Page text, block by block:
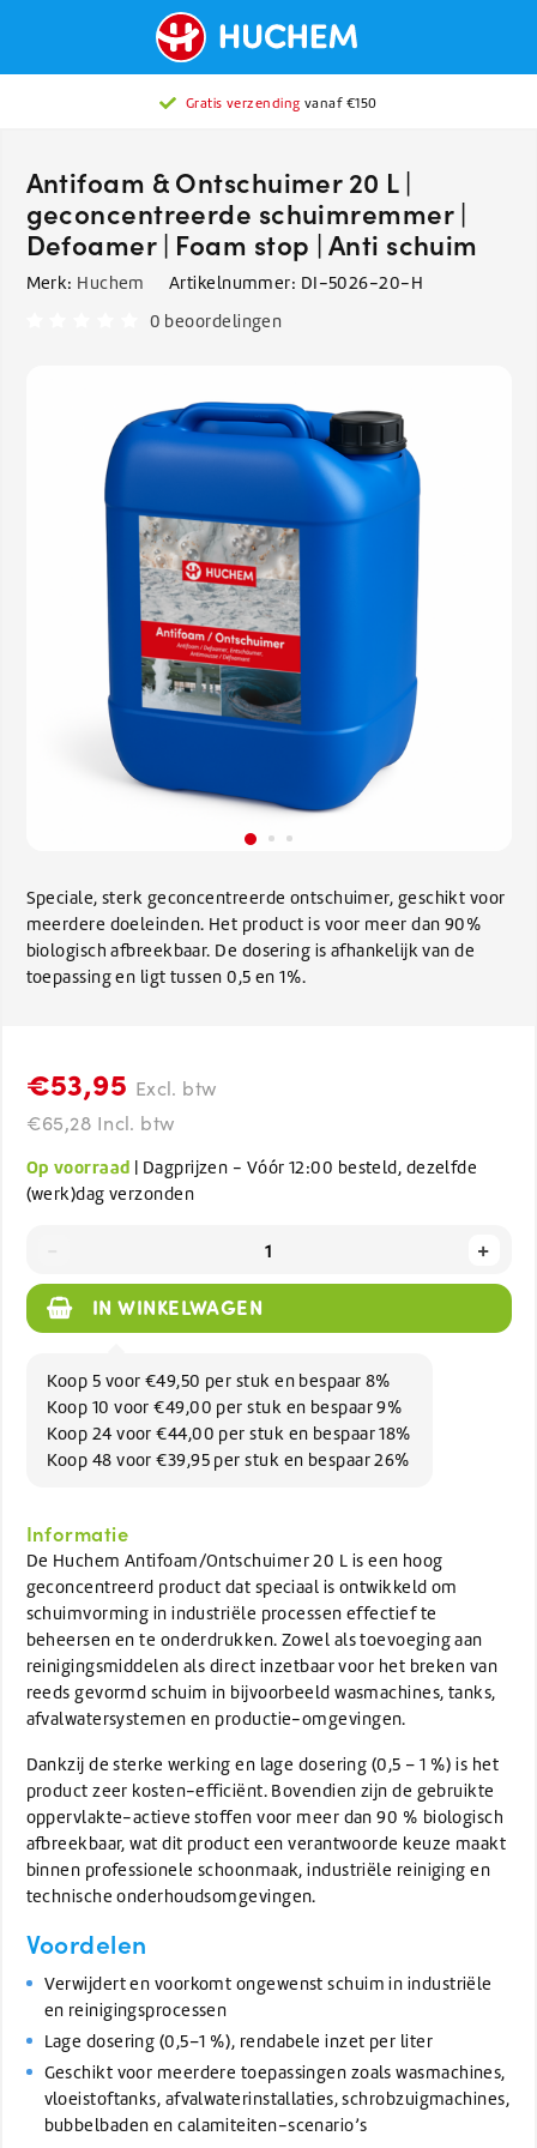
Gratis verzending vanaf €150
Antifoam & Ontschuimer 20 L |
geconcentreerde schuimremmer |
Defoamer | Foam stop | Anti schuim
Merk: Huchem Artikelnummer: DI-5026-20-H
0 beoordelingen
Speciale, sterk geconcentreerde ontschuimer, geschikt voor
meerdere doeleinden. Het product is voor meer dan 90%
biologisch afbreekbaar. De dosering is afhankelijk van de
toepassing en ligt tussen 0,5 en 1%.
€53,95 Excl. btw
€65,28 Incl. btw
Op voorraad | Dagprijzen - Vóór 12:00 besteld, dezelfde
(werk)dag verzonden
+
IN WINKELWAGEN
Koop 5 voor €49,50 per stuk en bespaar 8%
Koop 10 voor €49,00 per stuk en bespaar 9%
Koop 24 voor €44,00 per stuk en bespaar 18%
Koop 48 voor €39,95 per stuk en bespaar 26%
Informatie
De Huchem Antifoam/Ontschuimer 20 L is een hoog
geconcentreerd product dat speciaal is ontwikkeld om
schuimvorming in industriële processen effectief te
beheersen en te onderdrukken. Zowel als toevoeging aan
reinigingsmiddelen als direct inzetbaar voor het breken van
reeds gevormd schuim in bijvoorbeeld wasmachines, tanks,
afvalwatersystemen en productie-omgevingen.
Dankzij de sterke werking en lage dosering (0,5 – 1 %) is het
product zeer kosten-efficiënt. Bovendien zijn de gebruikte
oppervlakte-actieve stoffen voor meer dan 90 % biologisch
afbreekbaar, wat dit product een verantwoorde keuze maakt
binnen professionele schoonmaak, industriële reiniging en
technische onderhoudsomgevingen.
Voordelen
Verwijdert en voorkomt ongewenst schuim in industriële
en reinigingsprocessen
Lage dosering (0,5–1 %), rendabele inzet per liter
Geschikt voor meerdere toepassingen zoals wasmachines,
vloeistoftanks, afvalwaterinstallaties, schrobzuigmachines,
bubbelbaden en calamiteiten-scenario’s